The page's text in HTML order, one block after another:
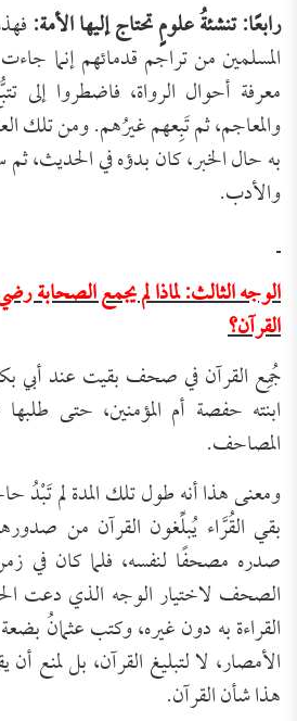
رابعًا: تنشئةُ علومٍ تحتاج إليها الأمة:
المسلمين من تراجم قدمائهم إنما
معرفة أحوال الرواة، فاضطروا إلى
والمعاجم، ثم تَبِعهم غيرُهم. ومن تلك
به حال الخبر، كان بدؤه في الحديث، ثم
والأدب.
الوجه الثالث: لماذا لم يجمع الصحابة
القرآن؟
جُمِع القرآن في صحف بقيت عند أبي
ابنته حفصة أم المؤمنين، حتى
المصاحف.
ومعنى هذا أنه طول تلك المدة لم
بقي القُرَّاء يُبلِّغون القرآن من
صدره مصحفًا لنفسه، فلما كان في
الصحف لاختيار الوجه الذي دعت
القراءة به دون غيره، وكتب عثمانُ
الأمصار، لا لتبليغ القرآن، بل لمنع
هذا شأن القرآن.